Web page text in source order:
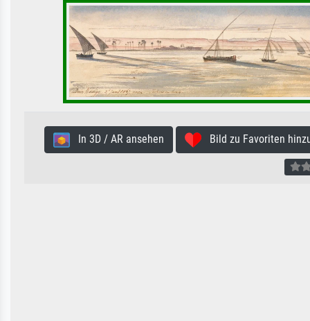
In 3D / AR ansehen Bild zu Favoriten